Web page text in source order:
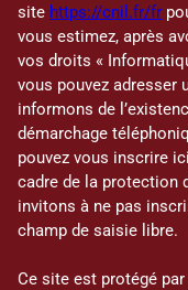
site https://cnil.fr/fr
vous estimez, après
vos droits «
vous pouvez adresser
informons de
démarchage
pouvez vous inscrire
cadre de la protection
invitons à ne pas
champ de saisie libre.
Ce site est protégé par